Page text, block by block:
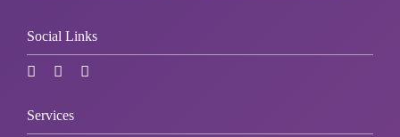
Weihnachten
Social Links
Services